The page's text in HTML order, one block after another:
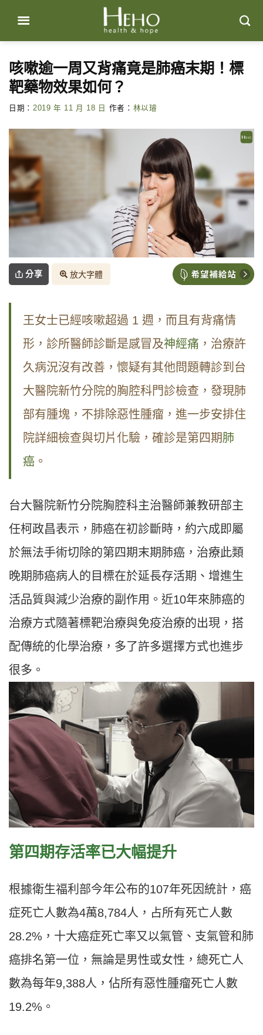
content
咳嗽逾一周又背痛竟是肺癌末期！標
靶藥物效果如何？
日期： 2019 年 11 月 18 日 作者： 林以璿
分享 放大字體
王女士已經咳嗽超過 1 週，而且有背痛情
形，診所醫師診斷是感冒及神經痛 ，治療許
久病況沒有改善，懷疑有其他問題轉診到台
大醫院新竹分院的胸腔科門診檢查，發現肺
部有腫塊，不排除惡性腫瘤，進一步安排住
院詳細檢查與切片化驗，確診是第四期肺
癌 。
台大醫院新竹分院胸腔科主治醫師兼教研部主
任柯政昌表示，肺癌在初診斷時，約六成即屬
於無法手術切除的第四期末期肺癌，治療此類
晚期肺癌病人的目標在於延長存活期、增進生
活品質與減少治療的副作用。近10年來肺癌的
治療方式隨著標靶治療與免疫治療的出現，搭
配傳統的化學治療，多了許多選擇方式也進步
很多。
第四期存活率已大幅提升
根據衛生福利部今年公布的107年死因統計，癌
症死亡人數為4萬8,784人，占所有死亡人數
28.2%，十大癌症死亡率又以氣管、支氣管和肺
癌排名第一位，無論是男性或女性，總死亡人
數為每年9,388人，佔所有惡性腫瘤死亡人數
19.2%。